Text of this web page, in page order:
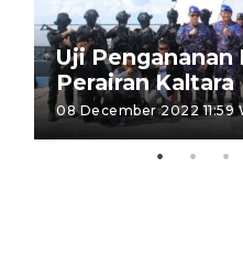
Uji Pengananan
Perairan Kaltara
08 December 2022 11:59